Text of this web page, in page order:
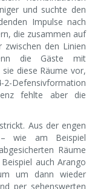
und suchte den
Impulse nach
die zusammen auf
den Linien
die Gäste mit
diese Räume vor,
Defensivformation
fehlte aber die
Aus der engen
– wie am Beispiel
Räume
auch Arango
um dann wieder
per sehenswerten